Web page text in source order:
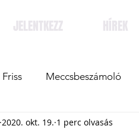
JELENTKEZZ HÍREK
Friss Meccsbeszámoló
2020. okt. 19. 1 perc olvasás